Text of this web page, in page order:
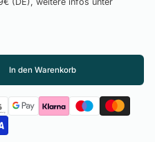
In den Warenkorb